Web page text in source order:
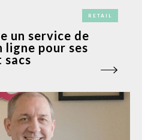
RETAIL
un service de
ligne pour ses